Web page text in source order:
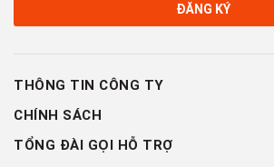
ĐĂNG KÝ
THÔNG TIN CÔNG TY
CHÍNH SÁCH
TỔNG ĐÀI GỌI HỖ TRỢ